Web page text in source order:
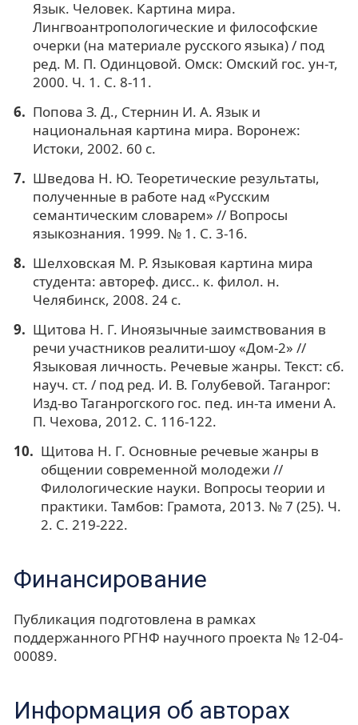
Язык. Человек. Картина мира.
Лингвоантропологические и философские
очерки (на материале русского языка) / под
ред. М. П. Одинцовой. Омск: Омский гос. ун-т,
2000. Ч. 1. С. 8-11.
Попова З. Д., Стернин И. А. Язык и
национальная картина мира. Воронеж:
Истоки, 2002. 60 с.
Шведова Н. Ю. Теоретические результаты,
полученные в работе над «Русским
семантическим словарем» // Вопросы
языкознания. 1999. № 1. С. 3-16.
Шелховская М. Р. Языковая картина мира
студента: автореф. дисс.. к. филол. н.
Челябинск, 2008. 24 с.
Щитова Н. Г. Иноязычные заимствования в
речи участников реалити-шоу «Дом-2» //
Языковая личность. Речевые жанры. Текст: сб.
науч. ст. / под ред. И. В. Голубевой. Таганрог:
Изд-во Таганрогского гос. пед. ин-та имени А.
П. Чехова, 2012. С. 116-122.
Щитова Н. Г. Основные речевые жанры в
общении современной молодежи //
Филологические науки. Вопросы теории и
практики. Тамбов: Грамота, 2013. № 7 (25). Ч.
2. С. 219-222.
Финансирование
Публикация подготовлена в рамках
поддержанного РГНФ научного проекта № 12-04-
00089.
Информация об авторах